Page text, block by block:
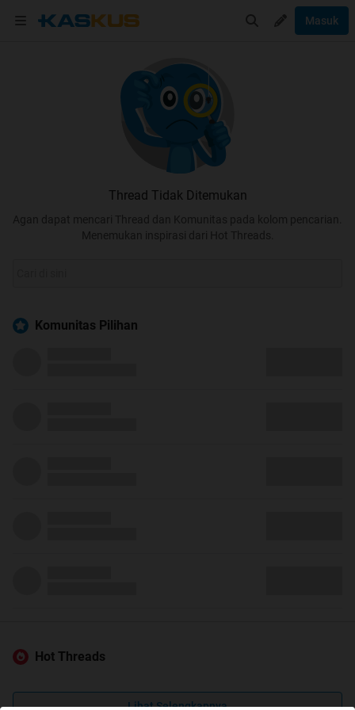
Masuk
Thread Tidak Ditemukan
Agan dapat mencari Thread dan Komunitas pada kolom pencarian.
Menemukan inspirasi dari Hot Threads.
Komunitas Pilihan
Hot Threads
Lihat Selengkapnya